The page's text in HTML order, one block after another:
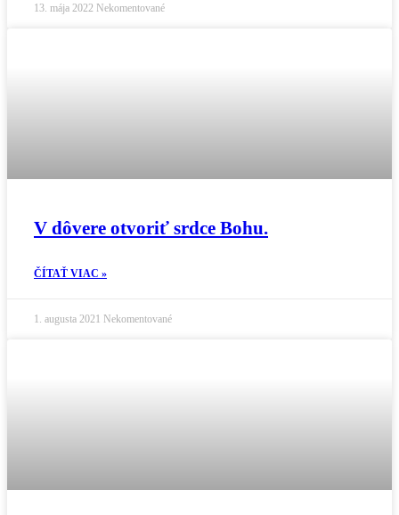
13. mája 2022 Nekomentované
V dôvere otvoriť srdce Bohu.
ČÍTAŤ VIAC »
1. augusta 2021 Nekomentované